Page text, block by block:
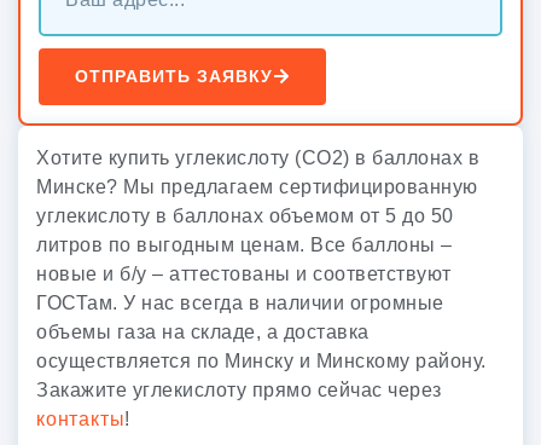
ОТПРАВИТЬ ЗАЯВКУ
Хотите купить углекислоту (CO2) в баллонах в
Минске? Мы предлагаем сертифицированную
углекислоту в баллонах объемом от 5 до 50
литров по выгодным ценам. Все баллоны –
новые и б/у – аттестованы и соответствуют
ГОСТам. У нас всегда в наличии огромные
объемы газа на складе, а доставка
осуществляется по Минску и Минскому району.
Закажите углекислоту прямо сейчас через
контакты!